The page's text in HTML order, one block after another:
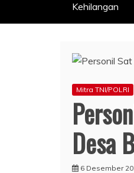
Kehilangan
Mitra TNI/POLRI
Desa
6 Desember